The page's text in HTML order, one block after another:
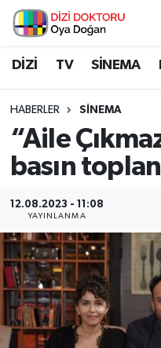
DİZİ TV SİNEMA
HABERLER SİNEMA
“Aile
basın
12.08.2023 - 11:08
YAYINLANMA
İstanbul Nöbetçi
İstanbul Namaz
İstanbul Trafik
Süper Lig Puan
Tüm Manşetler
Son Dakika
Haber Arşivi